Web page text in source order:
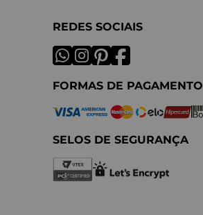
REDES SOCIAIS
FORMAS DE PAGAMENTO
SELOS DE SEGURANÇA